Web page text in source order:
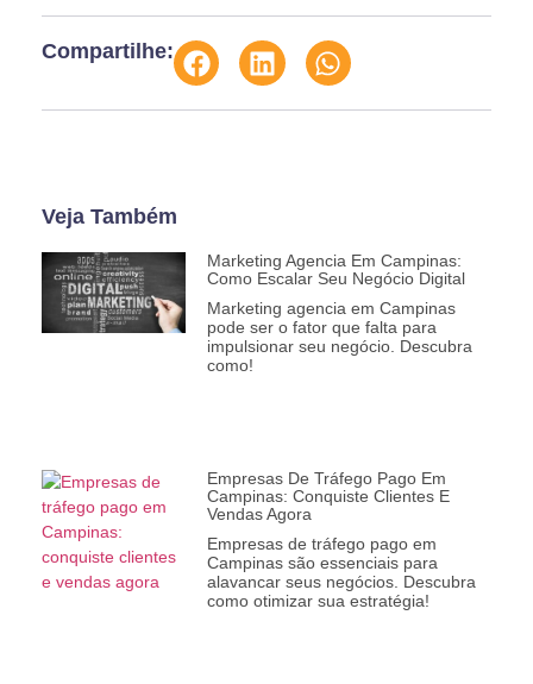
Compartilhe:
Veja Também
Marketing Agencia Em Campinas:
Como Escalar Seu Negócio Digital
Marketing agencia em Campinas
pode ser o fator que falta para
impulsionar seu negócio. Descubra
como!
Empresas De Tráfego Pago Em
Campinas: Conquiste Clientes E
Vendas Agora
Empresas de tráfego pago em
Campinas são essenciais para
alavancar seus negócios. Descubra
como otimizar sua estratégia!